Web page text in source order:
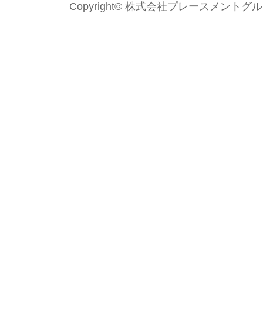
Copyright© 株式会社プレースメントグ